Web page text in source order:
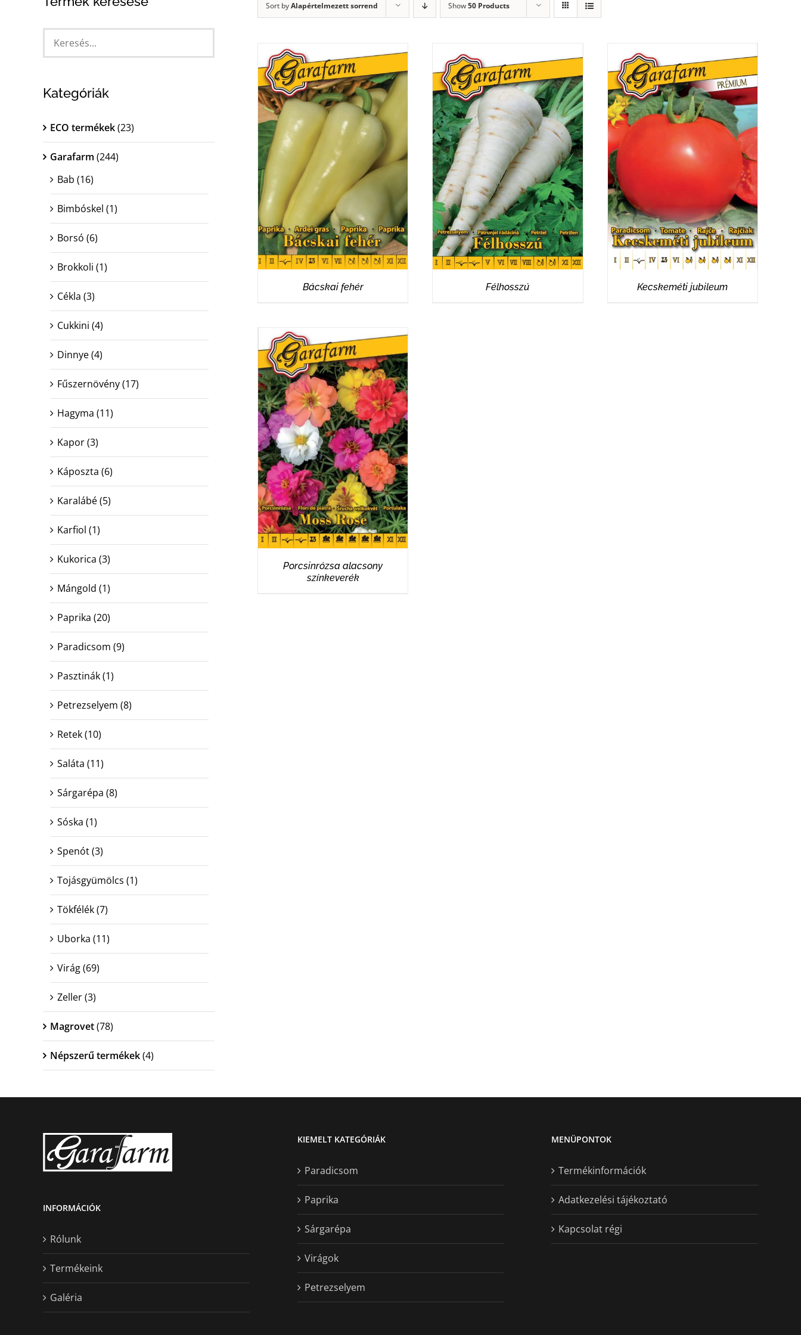
Sort byAlapértelmezett sorrend Show50 Products
RÉSZLETEK
Bácskai fehér
RÉSZLETEK
Félhosszú
RÉSZLETEK
Kecskeméti jubileum
RÉSZLETEK
Porcsinrózsa alacsony
színkeverék
Kategóriák
ECO termékek(23)
Garafarm (244)
Bab (16)
Bimbóskel (1)
Borsó (6)
Brokkoli (1)
Cékla (3)
Cukkini (4)
Dinnye(4)
Fűszernövény(17)
Hagyma (11)
Kapor(3)
Káposzta (6)
Karalábé(5)
Karfiol (1)
Kukorica (3)
Mángold (1)
Paprika (20)
Paradicsom (9)
Pasztinák(1)
Petrezselyem (8)
Retek(10)
Saláta (11)
Sárgarépa (8)
Sóska (1)
Spenót(3)
Tojásgyümölcs (1)
Tökfélék(7)
Uborka (11)
Virág(69)
Zeller(3)
Magrovet(78)
Népszerű termékek(4)
INFORMÁCIÓK
Rólunk
Termékeink
Galéria
KIEMELT KATEGÓRIÁK
Paradicsom
Paprika
Sárgarépa
Virágok
Petrezselyem
MENÜPONTOK
Termékinformációk
Adatkezelési tájékoztató
Kapcsolat régi